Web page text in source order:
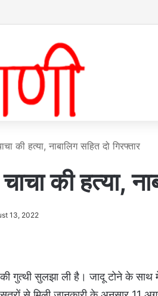
की हत्या, नाबालिग सहित दो गिरफ्तार
की हत्या,
13, 2022
गुत्थी सुलझा ली है। जादू टोने के साथ